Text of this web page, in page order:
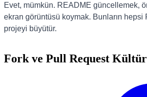
Evet, mümkün. README güncellemek,
ekran görüntüsü koymak. Bunların hepsi
projeyi büyütür.
Fork ve Pull Request